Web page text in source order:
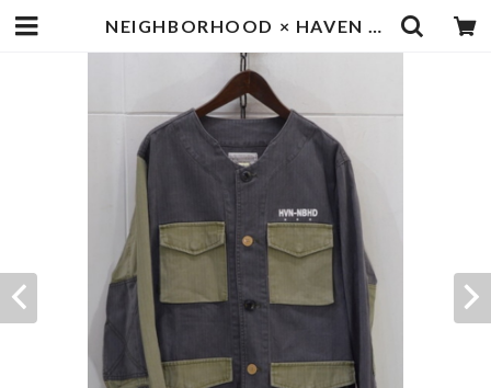
NEIGHBORHOOD × HAVEN ジャケット | goodbadstore